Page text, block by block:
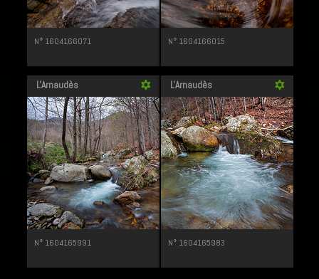
N° 1604166071 N° 1604166015
filter_vintage
L'Arnaudès
N° 1604165991
filter_vintage
L'Arnaudès
N° 1604165983